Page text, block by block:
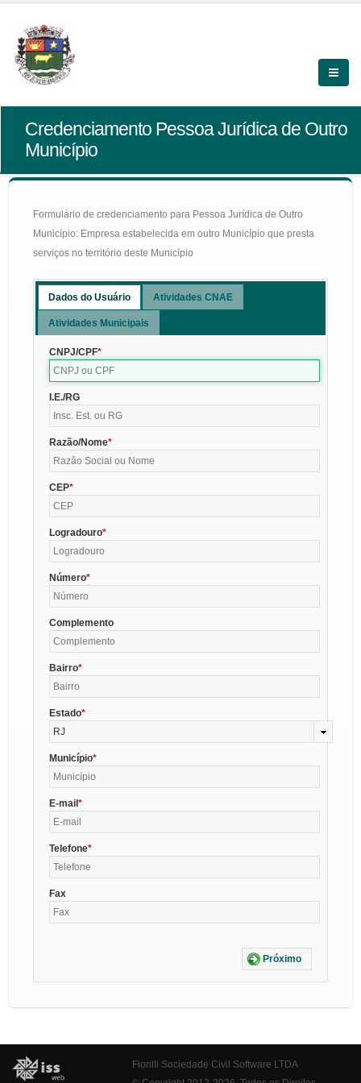
Credenciamento Pessoa Jurídica de Outro
Município
Formulário de credenciamento para Pessoa Jurídica de Outro
Município: Empresa estabelecida em outro Município que presta
serviços no território deste Município
Dados do Usuário Atividades CNAE
Atividades Municipais
CNPJ/CPF
I.E./RG
Razão/Nome
CEP
Logradouro
Número
Complemento
Bairro
Estado
RJ
Município
E-mail
Telefone
Fax
Próximo
Fiorilli Sociedade Civil Software LTDA